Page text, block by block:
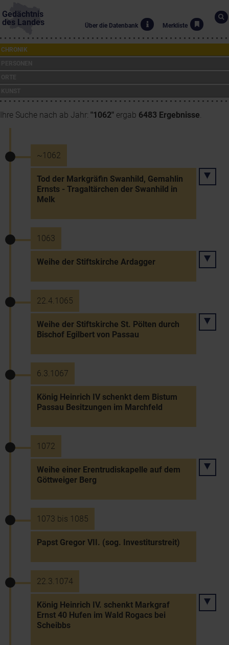
Gedächtnis
des Landes
Über die Datenbank Merkliste
CHRONIK
Ihre Suche nach ab Jahr: "1062" ergab 6483 Ergebnisse.
~1062
Tod der Markgräfin Swanhild, Gemahlin
Ernsts - Tragaltärchen der Swanhild in
Melk
1063
Weihe der Stiftskirche Ardagger
22.4.1065
Weihe der Stiftskirche St. Pölten durch
Bischof Egilbert von Passau
6.3.1067
König Heinrich IV schenkt dem Bistum
Passau Besitzungen im Marchfeld
1072
Weihe einer Erentrudiskapelle auf dem
Göttweiger Berg
1073 bis 1085
Papst Gregor VII. (sog. Investiturstreit)
22.3.1074
König Heinrich IV. schenkt Markgraf
Ernst 40 Hufen im Wald Rogacs bei
Scheibbs